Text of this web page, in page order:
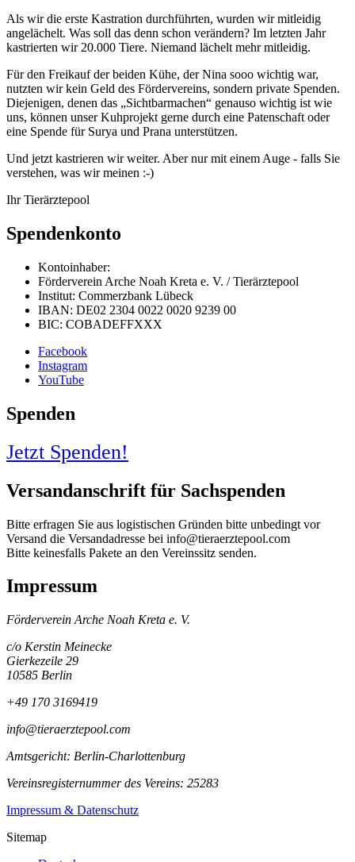
Als wir die erste Kastration durchführten, wurden wir mitleidig
angelächelt. Was soll das denn schon verändern? Im letzten Jahr
kastrierten wir 20.000 Tiere. Niemand lächelt mehr mitleidig.
Für den Freikauf der beiden Kühe, der Nina sooo wichtig war,
nutzten wir kein Geld des Fördervereins, sondern private Spenden.
Diejenigen, denen das „Sichtbarmachen“ genauso wichtig ist wie
uns, können unser Kuhprojekt gerne durch eine Patenschaft oder
eine Spende für Surya und Prana unterstützen.
Und jetzt kastrieren wir weiter. Aber nur mit einem Auge - falls Sie
verstehen, was wir meinen :-)
Ihr Tierärztepool
Spendenkonto
Kontoinhaber:
Förderverein Arche Noah Kreta e. V. / Tierärztepool
Institut: Commerzbank Lübeck
IBAN: DE02 2304 0022 0020 9239 00
BIC: COBADEFFXXX
Facebook
Instagram
YouTube
Spenden
Jetzt Spenden!
Versandanschrift für Sachspenden
Bitte erfragen Sie aus logistischen Gründen bitte unbedingt vor
Versand die Versandadresse bei info@tieraerztepool.com
Bitte keinesfalls Pakete an den Vereinssitz senden.
Impressum
Förderverein Arche Noah Kreta e. V.
c/o Kerstin Meinecke
Gierkezeile 29
10585 Berlin
+49 170 3169419
info@tieraerztepool.com
Amtsgericht: Berlin-Charlottenburg
Vereinsregisternummer des Vereins: 25283
Impressum & Datenschutz
Sitemap